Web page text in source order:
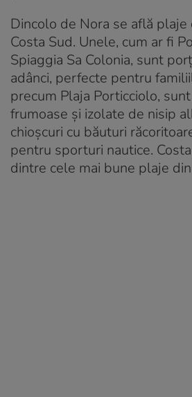
Dincolo de Nora se află plaje
Costa Sud. Unele, cum ar fi
Spiaggia Sa Colonia, sunt
adânci, perfecte pentru
precum Plaja Porticciolo,
frumoase și izolate de nisip
chioșcuri cu băuturi
pentru sporturi nautice.
dintre cele mai bune plaje